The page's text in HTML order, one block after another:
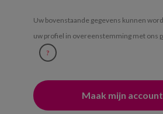
Uw bovenstaande gegevens kunnen
uw profiel in overeenstemming met ons
?